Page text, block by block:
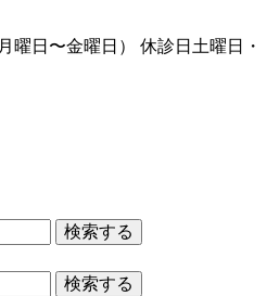
曜⽇〜⾦曜⽇） 休診日 ⼟曜⽇・